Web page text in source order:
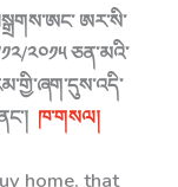
ཨར་སི་
༢༠༡༥ ཅན་མའི་
ཁ་གསལ།
home, that